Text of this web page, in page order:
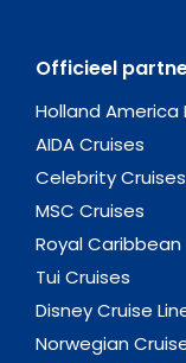
Officieel
Holland America
AIDA Cruises
Celebrity Cruises
MSC Cruises
Royal Caribbean
Tui Cruises
Disney Cruise
Norwegian